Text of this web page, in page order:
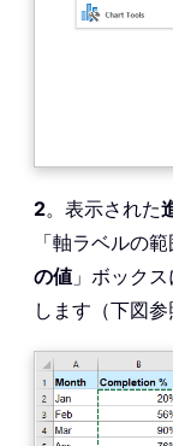
2。表示された
「軸ラベルの
の値 」ボック
します（下図参